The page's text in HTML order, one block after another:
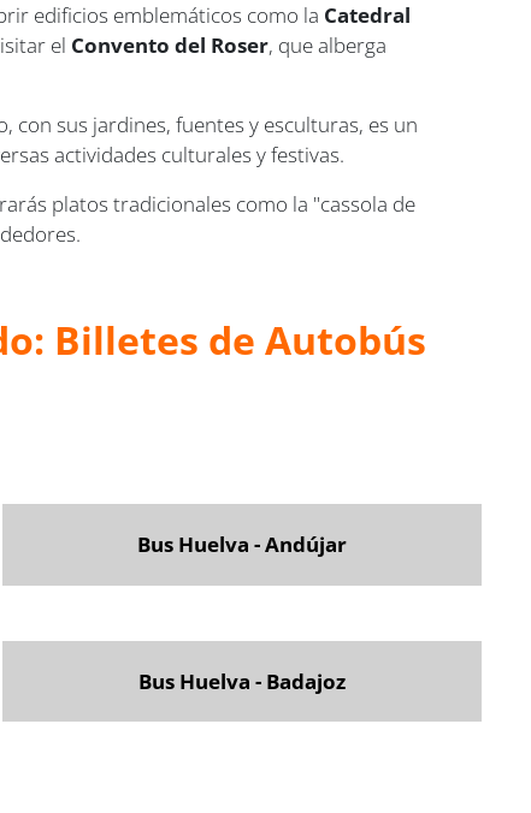
edificios emblemáticos como la Catedral
el Convento del Roser, que alberga
con sus jardines, fuentes y esculturas, es un
actividades culturales y festivas.
platos tradicionales como la "cassola de
Billetes de Autobús
Bus Huelva - Andújar
Bus Huelva - Badajoz